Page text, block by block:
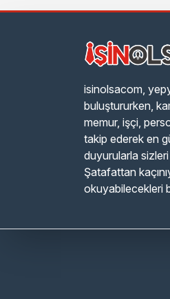
isinolsacom,
buluştururken,
memur, işçi,
takip ederek en
duyurularla
Şatafattan
okuyabilecekleri